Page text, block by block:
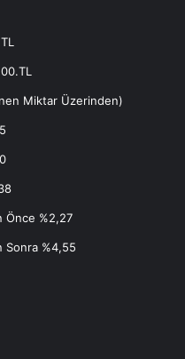
Miktar Üzerinden)
Önce %2,27
Sonra %4,55